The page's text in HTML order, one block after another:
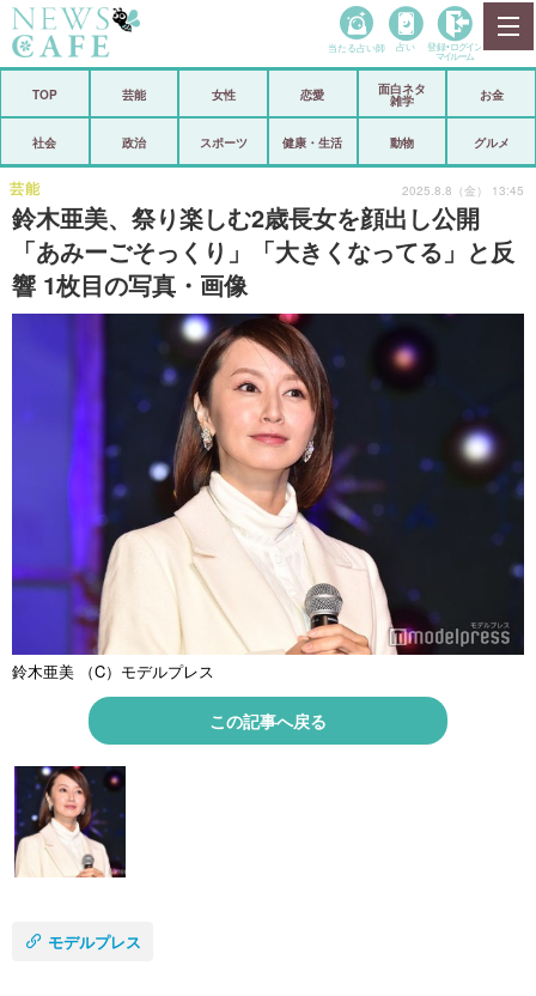
政治
芸能 スポーツ
恋愛
コメントポスト アリ／ナシ
ショップ
登録・ログイン/マイルーム
当たる占い師 占い 登録• ログイン
マイルーム
TOP 芸能 女性 恋愛
面白ネタ
雑学
お金
社会 政治 スポーツ 健康・生活 動物 グルメ
鈴木亜美、祭り楽しむ2歳長女を顔出し公開
「あみーごそっくり」「大きくなってる」と反
響 1枚目の写真・画像
芸能 2025.8.8（金） 13:45
鈴木亜美 （C）モデルプレス
この記事へ戻る
モデルプレス